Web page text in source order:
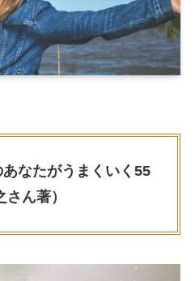
あなたがうまくいく55
ん著）